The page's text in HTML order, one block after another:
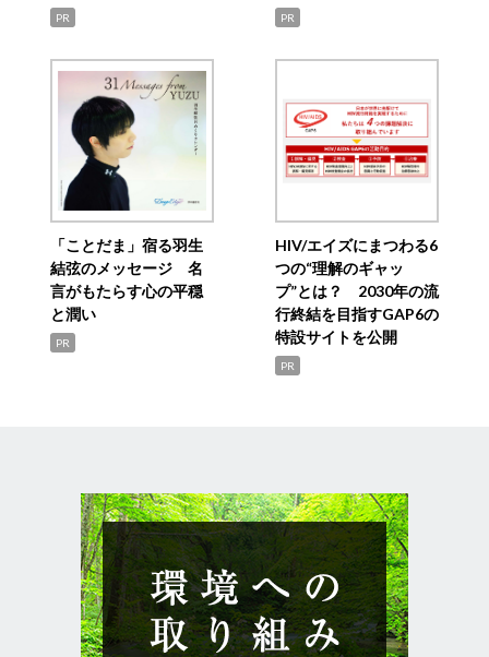
PR PR
「ことだま」宿る羽生
結弦のメッセージ 名
言がもたらす心の平穏
と潤い
PR
HIV/エイズにまつわる6
つの“理解のギャッ
プ”とは？ 2030年の流
行終結を目指すGAP6の
特設サイトを公開
PR